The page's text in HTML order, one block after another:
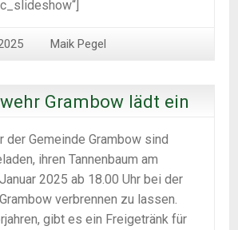
Maik Pegel
Grambow lädt ein
der Gemeinde Grambow sind
ihren Tannenbaum am
2025 ab 18.00 Uhr bei der
verbrennen zu lassen.
gibt es ein Freigetränk für